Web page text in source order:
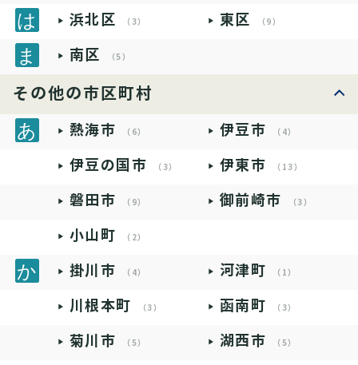
浜北区 （3） 東区 （9）
南区 （5）
その他の市区町村
熱海市 （6） 伊豆市 （4）
伊豆の国市 （3） 伊東市 （13）
磐田市 （9） 御前崎市 （3）
小山町 （2）
掛川市 （4） 河津町 （1）
川根本町 （3） 函南町 （3）
菊川市 （5） 湖西市 （5）